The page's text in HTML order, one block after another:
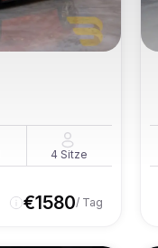
4 Sitze
€1580/ Tag